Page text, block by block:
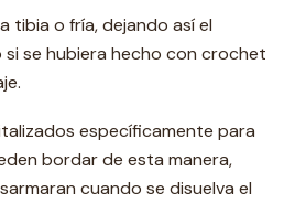
tibia o fría, dejando así el
se hubiera hecho con crochet
específicamente para
bordar de esta manera,
cuando se disuelva el